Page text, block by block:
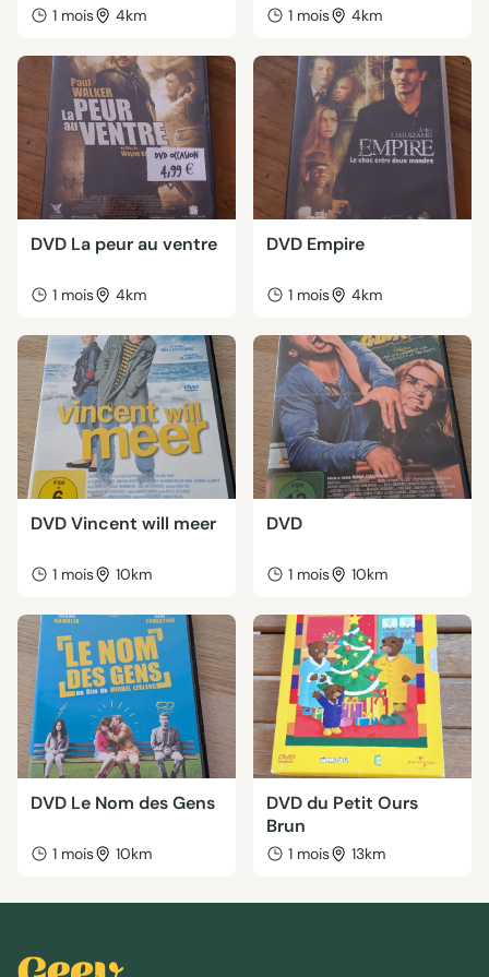
1 mois 4km 1 mois 4km
DVD La peur au ventre
1 mois 4km
DVD Empire
1 mois 4km
DVD Vincent will meer
1 mois 10km
DVD
1 mois 10km
DVD Le Nom des Gens
1 mois 10km
DVD du Petit Ours
Brun
1 mois 13km